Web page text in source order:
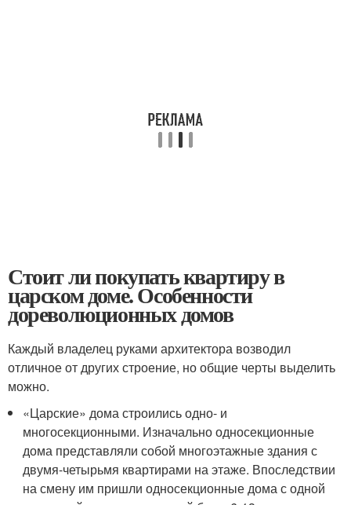
Стоит ли покупать квартиру в
царском доме. Особенности
дореволюционных домов
Каждый владелец руками архитектора возводил
отличное от других строение, но общие черты выделить
можно.
«Царские» дома строились одно- и
многосекционными. Изначально односекционные
дома представляли собой многоэтажные здания с
двумя-четырьмя квартирами на этаже. Впоследствии
на смену им пришли односекционные дома с одной